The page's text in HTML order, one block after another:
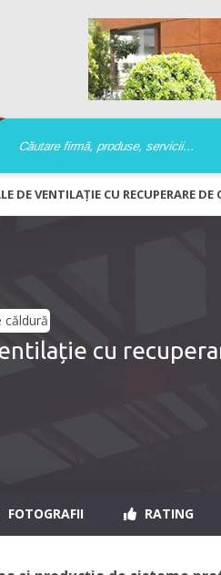
DE VENTILAȚIE CU RECUPERARE DE
cu
FOTOGRAFII RATING